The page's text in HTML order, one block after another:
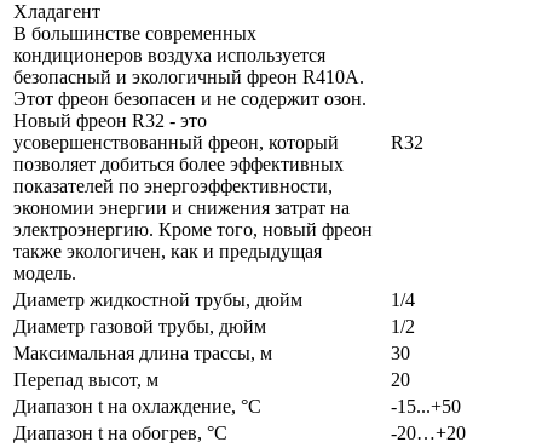
Хладагент
В большинстве современных
кондиционеров воздуха используется
безопасный и экологичный фреон R410A.
Этот фреон безопасен и не содержит озон.
Новый фреон R32 - это
усовершенствованный фреон, который
позволяет добиться более эффективных
показателей по энергоэффективности,
экономии энергии и снижения затрат на
электроэнергию. Кроме того, новый фреон
также экологичен, как и предыдущая
модель.
R32
Диаметр жидкостной трубы, дюйм
1/4
Диаметр газовой трубы, дюйм
1/2
Максимальная длина трассы, м
30
Перепад высот, м
20
Диапазон t на охлаждение, °С
-15...+50
Диапазон t на обогрев, °С
-20…+20